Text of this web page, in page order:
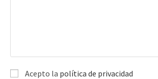
Acepto la política de privacidad